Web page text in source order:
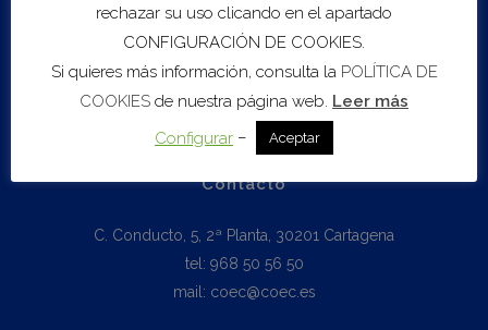
Boletín Informativo
Datos Seguridad Social
Mercado de Trabajo
Estudios Económicos
Contacto
C. Conducto, 5, 2ª Planta, 30201 Cartagena
tel: 968 50 56 50
mail: coec@coec.es
rechazar su uso clicando en el apartado
CONFIGURACIÓN DE COOKIES.
Si quieres más información, consulta la POLÍTICA DE
COOKIES de nuestra página web. Leer más
Configurar – Aceptar